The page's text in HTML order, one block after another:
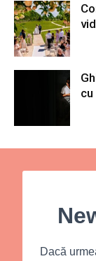
cu
Dacă